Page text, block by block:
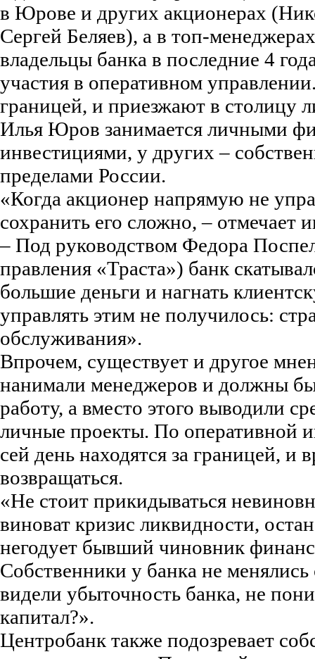
в Юрове и других акционерах
Сергей Беляев), а в топ-
владельцы банка в последние 4
участия в оперативном
границей, и приезжают в столицу
Илья Юров занимается личными
инвестициями, у других –
пределами России.
«Когда акционер напрямую не
сохранить его сложно, – отмечает
– Под руководством Федора
правления «Траста») банк
большие деньги и нагнать
управлять этим не получилось:
обслуживания».
Впрочем, существует и другое
нанимали менеджеров и должны
работу, а вместо этого выводили
личные проекты. По оперативной
сей день находятся за границей, и
возвращаться.
«Не стоит прикидываться
виноват кризис ликвидности,
негодует бывший чиновник
Собственники у банка не
видели убыточность банка, не
капитал?».
Центробанк также подозревает